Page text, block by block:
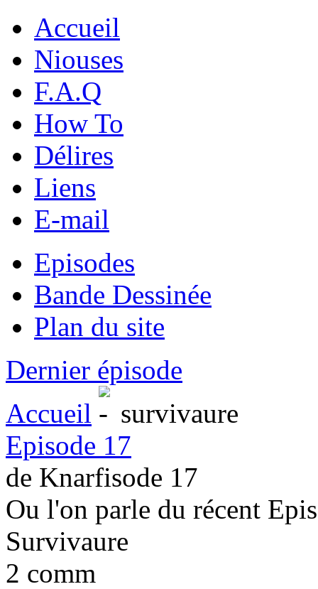
Accueil
Niouses
F.A.Q
How To
Délires
Liens
E-mail
Episodes
Bande Dessinée
Plan du site
Dernier épisode
Accueil
survivaure
Episode 17
de Knarfisode 17
Ou l'on parle du récent
Survivaure
2 comm